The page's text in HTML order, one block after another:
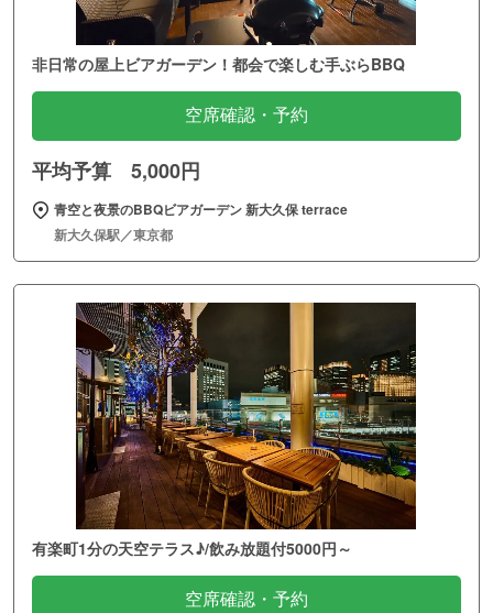
非日常の屋上ビアガーデン！都会で楽しむ手ぶらBBQ
空席確認・予約
平均予算 5,000円
青空と夜景のBBQビアガーデン 新大久保 terrace
新大久保駅／東京都
有楽町1分の天空テラス♪/飲み放題付5000円～
空席確認・予約